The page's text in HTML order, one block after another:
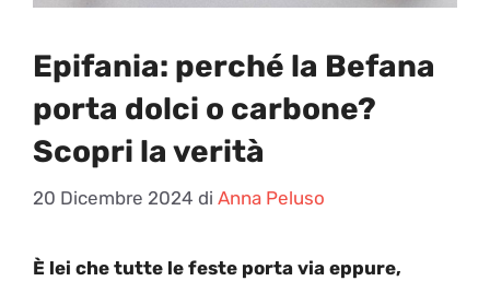
Epifania: perché la Befana
porta dolci o carbone?
Scopri la verità
20 Dicembre 2024 di Anna Peluso
È lei che tutte le feste porta via eppure,